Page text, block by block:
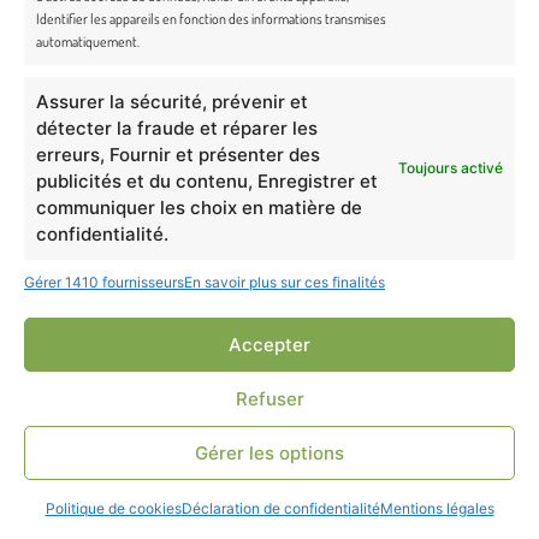
Identifier les appareils en fonction des informations transmises
automatiquement.
Assurer la sécurité, prévenir et
détecter la fraude et réparer les
erreurs, Fournir et présenter des
publicités et du contenu, Enregistrer et
communiquer les choix en matière de
confidentialité.
Toujours activé
Gérer 1410 fournisseursEn savoir plus sur ces finalités
Accepter
Refuser
Gérer les options
Politique de cookiesDéclaration de confidentialitéMentions légales
À propos de Truffe &
Moustache
ChezTruffe & Moustache, nous croyons qu’un animal en